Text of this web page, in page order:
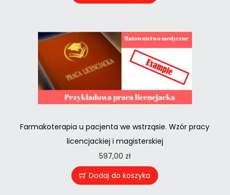
Farmakoterapia u pacjenta we wstrząsie. Wzór pracy
licencjackiej i magisterskiej
597,00 zł
Dodaj do koszyka